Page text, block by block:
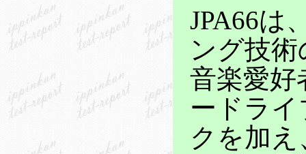
JPA66は
ング技
音楽愛好
ードラ
クを加